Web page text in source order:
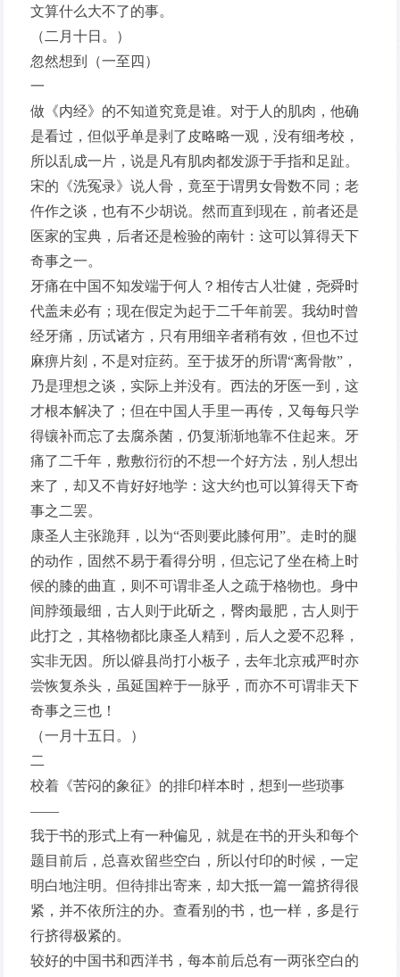
文算什么大不了的事。
（二月十日。）
忽然想到（一至四）
一
做《内经》的不知道究竟是谁。对于人的肌肉，他确
是看过，但似乎单是剥了皮略略一观，没有细考校，
所以乱成一片，说是凡有肌肉都发源于手指和足趾。
宋的《洗冤录》说人骨，竟至于谓男女骨数不同；老
仵作之谈，也有不少胡说。然而直到现在，前者还是
医家的宝典，后者还是检验的南针：这可以算得天下
奇事之一。
牙痛在中国不知发端于何人？相传古人壮健，尧舜时
代盖未必有；现在假定为起于二千年前罢。我幼时曾
经牙痛，历试诸方，只有用细辛者稍有效，但也不过
麻痹片刻，不是对症药。至于拔牙的所谓“离骨散”，
乃是理想之谈，实际上并没有。西法的牙医一到，这
才根本解决了；但在中国人手里一再传，又每每只学
得镶补而忘了去腐杀菌，仍复渐渐地靠不住起来。牙
痛了二千年，敷敷衍衍的不想一个好方法，别人想出
来了，却又不肯好好地学：这大约也可以算得天下奇
事之二罢。
康圣人主张跪拜，以为“否则要此膝何用”。走时的腿
的动作，固然不易于看得分明，但忘记了坐在椅上时
候的膝的曲直，则不可谓非圣人之疏于格物也。身中
间脖颈最细，古人则于此斫之，臀肉最肥，古人则于
此打之，其格物都比康圣人精到，后人之爱不忍释，
实非无因。所以僻县尚打小板子，去年北京戒严时亦
尝恢复杀头，虽延国粹于一脉乎，而亦不可谓非天下
奇事之三也！
（一月十五日。）
二
校着《苦闷的象征》的排印样本时，想到一些琐事
——
我于书的形式上有一种偏见，就是在书的开头和每个
题目前后，总喜欢留些空白，所以付印的时候，一定
明白地注明。但待排出寄来，却大抵一篇一篇挤得很
紧，并不依所注的办。查看别的书，也一样，多是行
行挤得极紧的。
较好的中国书和西洋书，每本前后总有一两张空白的